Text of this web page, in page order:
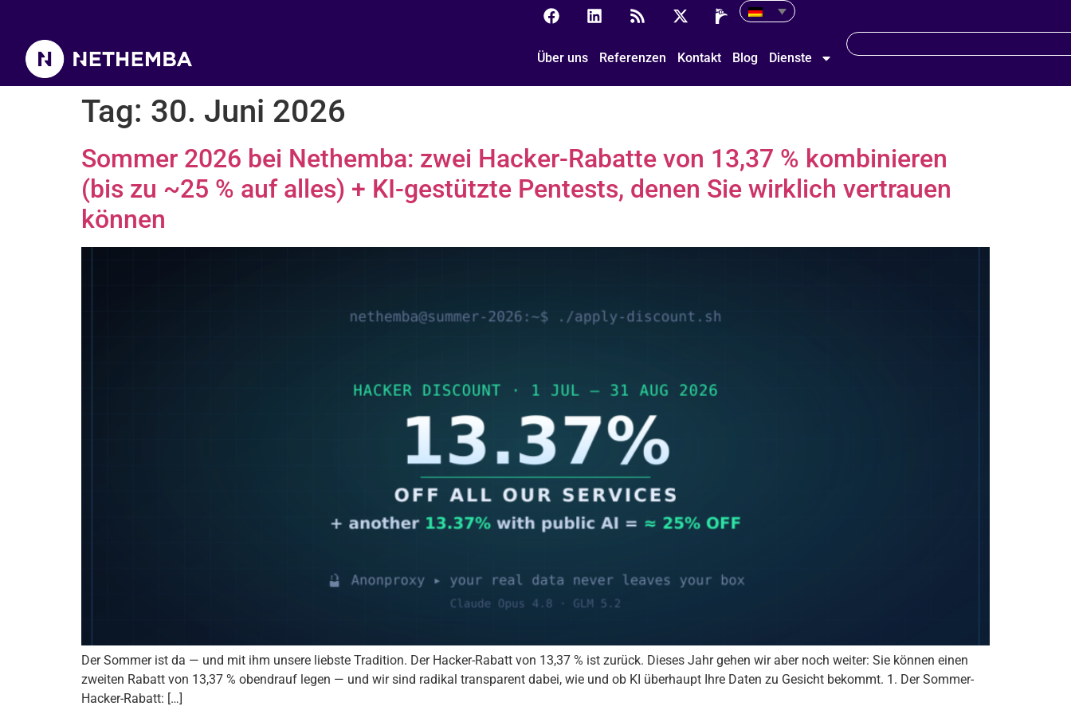
Über uns Referenzen Kontakt Blog Dienste
Tag: 30. Juni 2026
Sommer 2026 bei Nethemba: zwei Hacker-Rabatte von 13,37 % kombinieren
(bis zu ~25 % auf alles) + KI-gestützte Pentests, denen Sie wirklich vertrauen
können
Der Sommer ist da — und mit ihm unsere liebste Tradition. Der Hacker-Rabatt von 13,37 % ist zurück. Dieses Jahr gehen wir aber noch weiter: Sie können einen
zweiten Rabatt von 13,37 % obendrauf legen — und wir sind radikal transparent dabei, wie und ob KI überhaupt Ihre Daten zu Gesicht bekommt. 1. Der Sommer-
Hacker-Rabatt: […]